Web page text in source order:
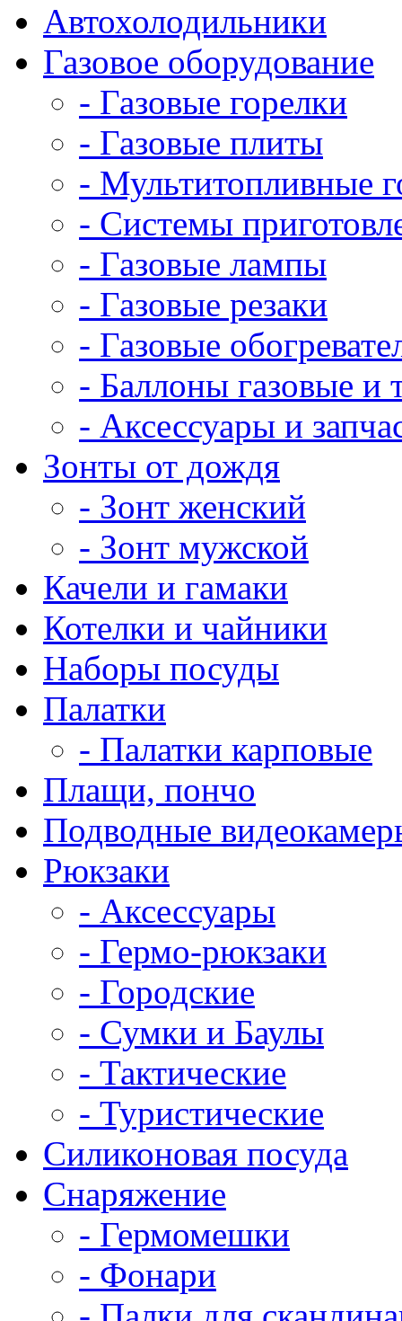
Автохолодильники
Газовое оборудование
- Газовые горелки
- Газовые плиты
- Мультитопливные
- Системы
- Газовые лампы
- Газовые резаки
- Газовые
- Баллоны газовые и
- Аксессуары и
Зонты от дождя
- Зонт женский
- Зонт мужской
Качели и гамаки
Котелки и чайники
Наборы посуды
Палатки
- Палатки карповые
Плащи, пончо
Подводные
Рюкзаки
- Аксессуары
- Гермо-рюкзаки
- Городские
- Сумки и Баулы
- Тактические
- Туристические
Силиконовая посуда
Снаряжение
- Гермомешки
- Фонари